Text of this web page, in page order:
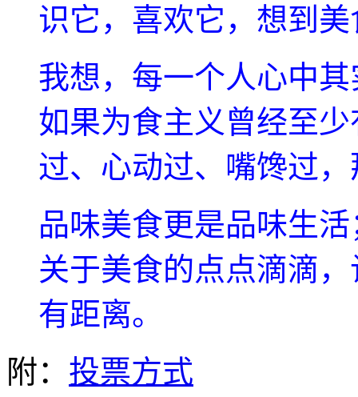
识它，喜欢它，想到
我想，每一个人心中
如果为食主义曾经至
过、心动过、嘴馋过
品味美食更是品味生
关于美食的点点滴滴
有距离。
附： 投票方式